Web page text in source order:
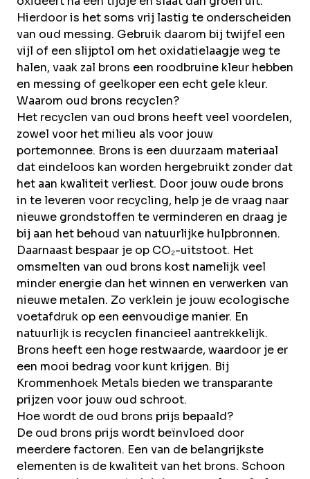
Hierdoor is het soms vrij lastig te onderscheiden
van oud messing. Gebruik daarom bij twijfel een
vijl of een slijptol om het oxidatielaagje weg te
halen, vaak zal brons een roodbruine kleur hebben
en messing of geelkoper een echt gele kleur.
Waarom oud brons recyclen?
Het recyclen van oud brons heeft veel voordelen,
zowel voor het milieu als voor jouw
portemonnee. Brons is een duurzaam materiaal
dat eindeloos kan worden hergebruikt zonder dat
het aan kwaliteit verliest. Door jouw oude brons
in te leveren voor recycling, help je de vraag naar
nieuwe grondstoffen te verminderen en draag je
bij aan het behoud van natuurlijke hulpbronnen.
Daarnaast bespaar je op CO₂-uitstoot. Het
omsmelten van oud brons kost namelijk veel
minder energie dan het winnen en verwerken van
nieuwe metalen. Zo verklein je jouw ecologische
voetafdruk op een eenvoudige manier. En
natuurlijk is recyclen financieel aantrekkelijk.
Brons heeft een hoge restwaarde, waardoor je er
een mooi bedrag voor kunt krijgen. Bij
Krommenhoek Metals bieden we transparante
prijzen voor jouw oud schroot.
Hoe wordt de oud brons prijs bepaald?
De oud brons prijs wordt beïnvloed door
meerdere factoren. Een van de belangrijkste
elementen is de kwaliteit van het brons. Schoon